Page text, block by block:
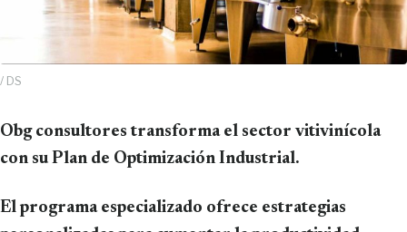
/ DS
Obg consultores transforma el sector vitivinícola
con su Plan de Optimización Industrial.
El programa especializado ofrece estrategias